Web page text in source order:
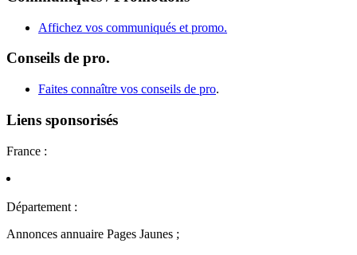
Affichez vos communiqués et promo.
Conseils de pro.
Faites connaître vos conseils de pro.
Liens sponsorisés
France :
Département :
Annonces annuaire Pages Jaunes ;